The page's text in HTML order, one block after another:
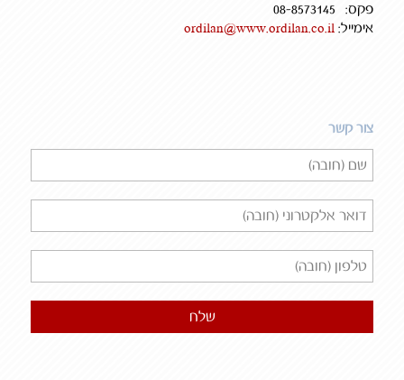
פקס: 08-8573145
אימייל: ordilan@www.ordilan.co.il
צור קשר